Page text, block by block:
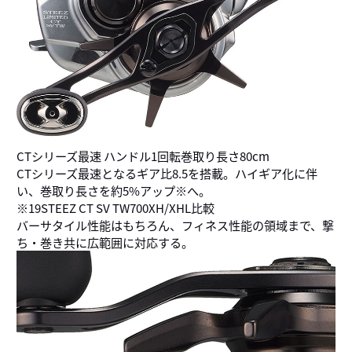
CTシリーズ最速 ハンドル1回転巻取り長さ80cm
CTシリーズ最速となるギア比8.5を搭載。ハイギア化に伴
い、巻取り長さを約5%アップ※へ。
※19STEEZ CT SV TW700XH/XHL比較
バーサタイル性能はもちろん、フィネス性能の領域まで、撃
ち・巻き共に広範囲に対応する。